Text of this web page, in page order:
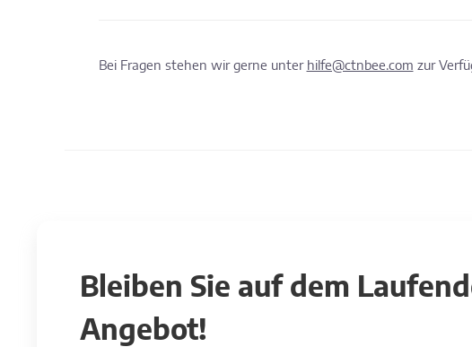
Bei Fragen stehen wir gerne unter hilfe@ctnbee.com zur
Bleiben Sie auf dem
Angebot!